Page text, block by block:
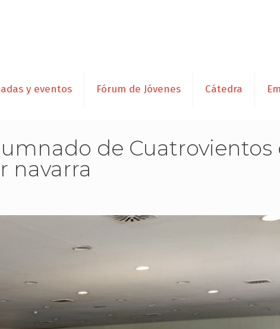
y eventos Fórum de Jóvenes Cátedra
de Cuatrovientos
navarra